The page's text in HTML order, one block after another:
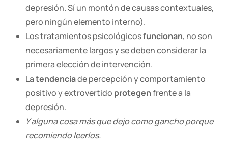
depresión. Sí un montón de causas contextuales,
pero ningún elemento interno).
Los tratamientos psicológicosfuncionan, no son
necesariamente largos y se deben considerar la
primera elección de intervención.
Latendenciade percepción y comportamiento
positivo y extrovertido protegenfrente a la
depresión.
Y alguna cosa más que dejo como gancho porque
recomiendo leerlos.